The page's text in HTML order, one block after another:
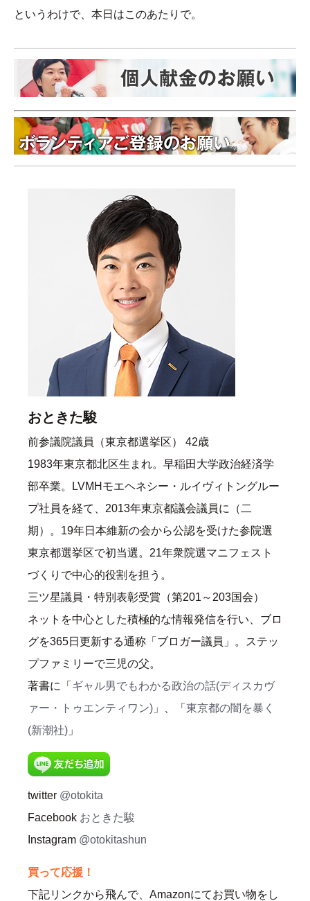
というわけで、本日はこのあたりで。
おときた駿
前参議院議員（東京都選挙区） 42歳
1983年東京都北区生まれ。早稲田大学政治経済学
部卒業。LVMHモエヘネシー・ルイヴィトングルー
プ社員を経て、2013年東京都議会議員に（二
期）。19年日本維新の会から公認を受けた参院選
東京都選挙区で初当選。21年衆院選マニフェスト
づくりで中心的役割を担う。
三ツ星議員・特別表彰受賞（第201～203国会）
ネットを中心とした積極的な情報発信を行い、ブロ
グを365日更新する通称「ブロガー議員」。ステッ
プファミリーで三児の父。
著書に「 ギャル男でもわかる政治の話(ディスカヴ
ァー・トゥエンティワン) 」、「 東京都の闇を暴く
(新潮社) 」
twitter @otokita
Facebook おときた駿
Instagram @otokitashun
買って応援！
下記リンクから飛んで、Amazonにてお買い物をし